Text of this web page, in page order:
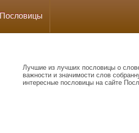
Пословицы
Лучшие из лучших пословицы о
важности и значимости слов
интересные пословицы на сайте